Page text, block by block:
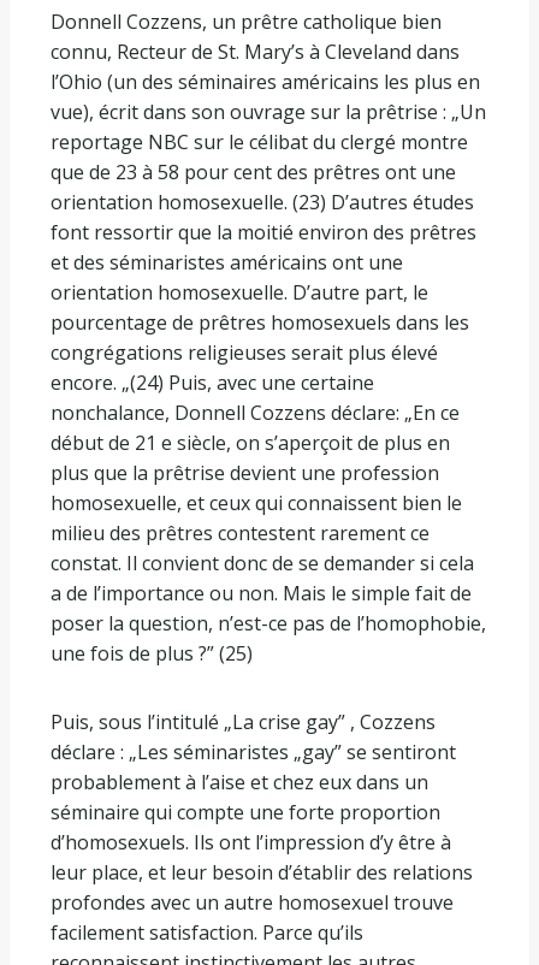
Donnell Cozzens, un prêtre catholique bien
connu, Recteur de St. Mary’s à Cleveland dans
l’Ohio (un des séminaires américains les plus en
vue), écrit dans son ouvrage sur la prêtrise : „Un
reportage NBC sur le célibat du clergé montre
que de 23 à 58 pour cent des prêtres ont une
orientation homosexuelle. (23) D’autres études
font ressortir que la moitié environ des prêtres
et des séminaristes américains ont une
orientation homosexuelle. D’autre part, le
pourcentage de prêtres homosexuels dans les
congrégations religieuses serait plus élevé
encore. „(24) Puis, avec une certaine
nonchalance, Donnell Cozzens déclare: „En ce
début de 21 e siècle, on s’aperçoit de plus en
plus que la prêtrise devient une profession
homosexuelle, et ceux qui connaissent bien le
milieu des prêtres contestent rarement ce
constat. Il convient donc de se demander si cela
a de l’importance ou non. Mais le simple fait de
poser la question, n’est-ce pas de l’homophobie,
une fois de plus ?” (25)
Puis, sous l’intitulé „La crise gay” , Cozzens
déclare : „Les séminaristes „gay” se sentiront
probablement à l’aise et chez eux dans un
séminaire qui compte une forte proportion
d’homosexuels. Ils ont l’impression d’y être à
leur place, et leur besoin d’établir des relations
profondes avec un autre homosexuel trouve
facilement satisfaction. Parce qu’ils